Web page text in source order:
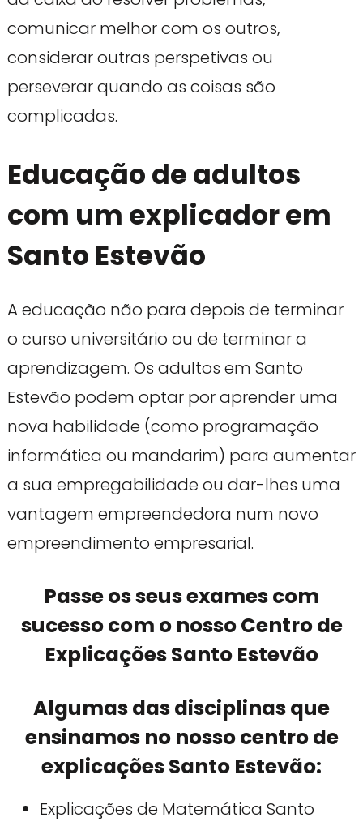
comunicar melhor com os outros,
considerar outras perspetivas ou
perseverar quando as coisas são
complicadas.
Educação de adultos
com um explicador em
Santo Estevão
A educação não para depois de terminar
o curso universitário ou de terminar a
aprendizagem. Os adultos em Santo
Estevão podem optar por aprender uma
nova habilidade (como programação
informática ou mandarim) para aumentar
a sua empregabilidade ou dar-lhes uma
vantagem empreendedora num novo
empreendimento empresarial.
Passe os seus exames com
sucesso com o nosso Centro de
Explicações Santo Estevão
Algumas das disciplinas que
ensinamos no nosso centro de
explicações Santo Estevão:
Explicações de Matemática Santo